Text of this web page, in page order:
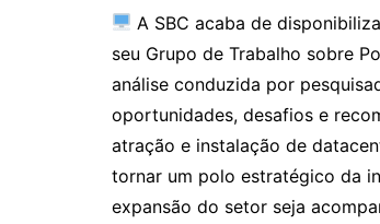
A SBC acaba de
seu Grupo de Trabalho sobre
análise conduzida por
oportunidades, desafios e
atração e instalação de
tornar um polo estratégico da
expansão do setor seja